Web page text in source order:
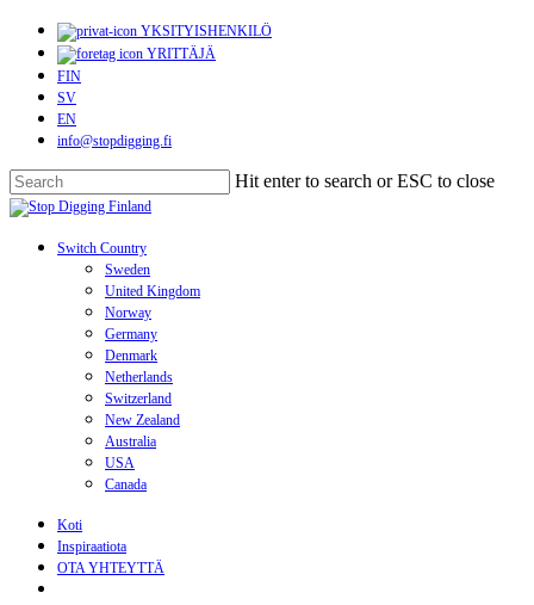
Skip
main
content
YKSITYISHENKILÖ
YRITTÄJÄ
FIN
SV
EN
info@stopdigging.fi
Hit enter to search or ESC to close
Close
Search
search
Menu
Switch Country
Sweden
United Kingdom
Norway
Germany
Denmark
Netherlands
Switzerland
New Zealand
Australia
USA
Canada
Koti
Inspiraatiota
OTA YHTEYTTÄ